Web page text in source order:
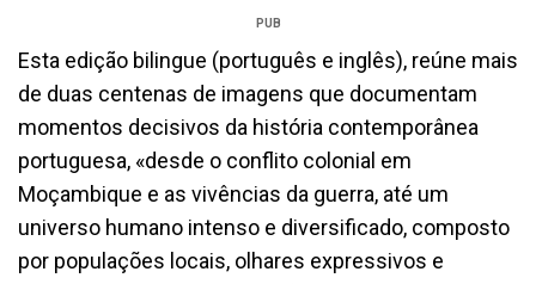
PUB
Esta edição bilingue (português e inglês), reúne mais
de duas centenas de imagens que documentam
momentos decisivos da história contemporânea
portuguesa, «desde o conflito colonial em
Moçambique e as vivências da guerra, até um
universo humano intenso e diversificado, composto
por populações locais, olhares expressivos e